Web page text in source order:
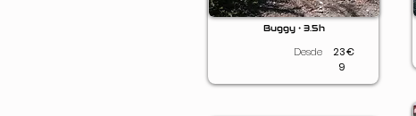
Buggy • 3.5h
Desde
23
9
€